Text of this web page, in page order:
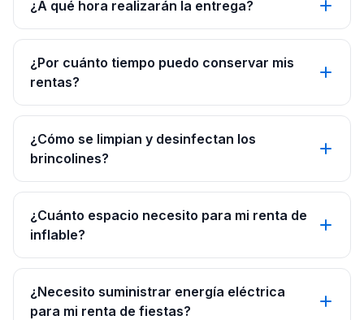
¿A qué hora realizarán la entrega?
¿Por cuánto tiempo puedo conservar mis
rentas?
¿Cómo se limpian y desinfectan los
brincolines?
¿Cuánto espacio necesito para mi renta de
inflable?
¿Necesito suministrar energía eléctrica
para mi renta de fiestas?